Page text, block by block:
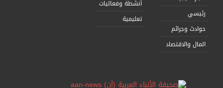
رئيسي
حوادث وجرائم
المال والاقتصاد
أنشطة وفعاليات
تعليمية